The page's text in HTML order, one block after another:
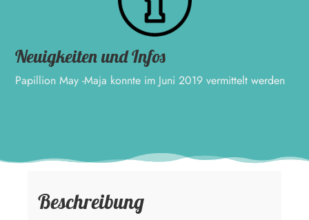
Neuigkeiten und Infos
Papillion May -Maja konnte im Juni 2019 vermittelt werden
Beschreibung